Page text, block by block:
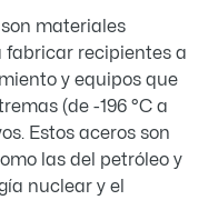
materiales
fabricar recipientes a
y equipos que
(de -196 °C a
Estos aceros son
las del petróleo y
nuclear y el